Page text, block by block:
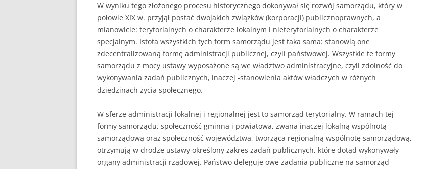
W wyniku tego złożonego procesu historycznego dokonywał się rozwój samorządu, który w
połowie XIX w. przyjął postać dwojakich związków (korporacji) publicznoprawnych, a
mianowicie: terytorialnych o charakterze lokalnym i nieterytorialnych o charakterze
specjalnym. Istota wszystkich tych form samorządu jest taka sama: stanowią one
zdecentralizowaną formę administracji publicznej, czyli państwowej. Wszystkie te formy
samorządu z mocy ustawy wyposażone są we władztwo administracyjne, czyli zdolność do
wykonywania zadań publicznych, inaczej -stanowienia aktów władczych w różnych
dziedzinach życia społecznego.
W sferze administracji lokalnej i regionalnej jest to samorząd terytorialny. W ramach tej
formy samorządu, społeczność gminna i powiatowa, zwana inaczej lokalną wspólnotą
samorządową oraz społeczność województwa, tworząca regionalną wspólnotę samorządową,
otrzymują w drodze ustawy określony zakres zadań publicznych, które dotąd wykonywały
organy administracji rządowej. Państwo deleguje owe zadania publiczne na samorząd